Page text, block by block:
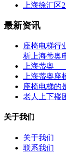
上海徐汇区
最新资讯
座椅电梯行
析上海蒂奥
上海蒂奥
上海蒂奥
座椅电梯的
老人上下楼
关于我们
关于我们
联系我们